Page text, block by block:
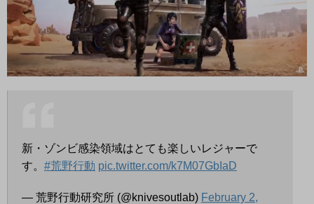
新・ゾンビ感染領域はとても楽しいレジャーで
す。 #荒野行動 pic.twitter.com/k7M07GbIaD
— 荒野行動研究所 (@knivesoutlab) February 2,